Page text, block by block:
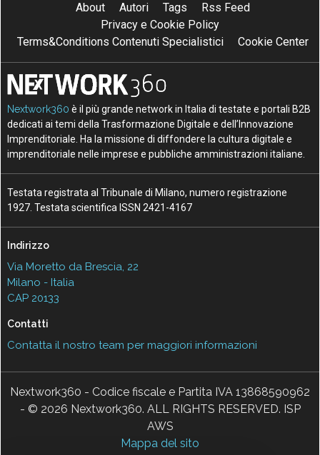
About Autori Tags
Rss Feed
Privacy e Cookie Policy
Terms&Conditions Contenuti Specialistici
Cookie Center
Nextwork360 è il più grande network in Italia di testate e portali B2B
dedicati ai temi della Trasformazione Digitale e dell’Innovazione
Imprenditoriale. Ha la missione di diffondere la cultura digitale e
imprenditoriale nelle imprese e pubbliche amministrazioni italiane.
Testata registrata al Tribunale di Milano, numero registrazione
1927. Testata scientifica ISSN 2421-4167
Indirizzo
Via Moretto da Brescia, 22
Milano - Italia
CAP 20133
Contatti
Contatta il nostro team per maggiori informazioni
Nextwork360 - Codice fiscale e Partita IVA 13868590962
- © 2026 Nextwork360. ALL RIGHTS RESERVED. ISP
AWS
Mappa del sito